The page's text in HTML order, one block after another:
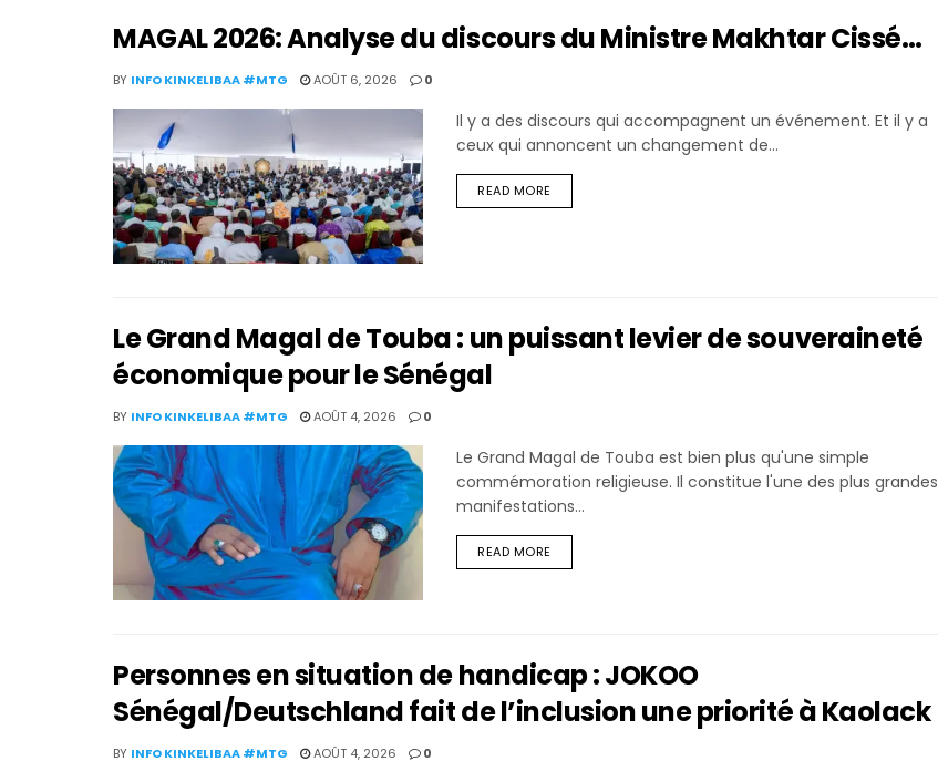
MAGAL 2026: Analyse du discours du Ministre Makhtar Cissé…
BY INFO KINKELIBAA #MTG AOÛT 6, 2026 0
Il y a des discours qui accompagnent un événement. Et il y a
ceux qui annoncent un changement de...
READ MORE
Le Grand Magal de Touba : un puissant levier de souveraineté
économique pour le Sénégal
BY INFO KINKELIBAA #MTG AOÛT 4, 2026 0
Le Grand Magal de Touba est bien plus qu'une simple
commémoration religieuse. Il constitue l'une des plus grandes
manifestations...
READ MORE
Personnes en situation de handicap : JOKOO
Sénégal/Deutschland fait de l’inclusion une priorité à Kaolack
BY INFO KINKELIBAA #MTG AOÛT 4, 2026 0